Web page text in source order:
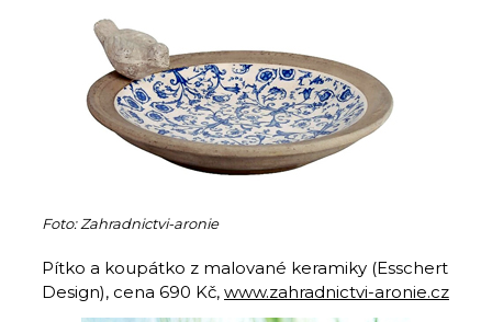
Foto: Zahradnictvi-aronie
Pítko a koupátko z malované keramiky (Esschert
Design), cena 690 Kč, www.zahradnictvi-aronie.cz